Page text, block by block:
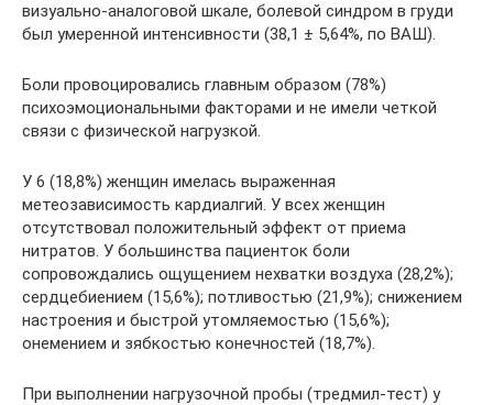
визуально-аналоговой шкале, болевой синдром в груди
был умеренной интенсивности (38,1 ± 5,64%, по ВАШ).
Боли провоцировались главным образом (78%)
психоэмоциональными факторами и не имели четкой
связи с физической нагрузкой.
У 6 (18,8%) женщин имелась выраженная
метеозависимость кардиалгий. У всех женщин
отсутствовал положительный эффект от приема
нитратов. У большинства пациенток боли
сопровождались ощущением нехватки воздуха (28,2%);
сердцебиением (15,6%); потливостью (21,9%); снижением
настроения и быстрой утомляемостью (15,6%);
онемением и зябкостью конечностей (18,7%).
При выполнении нагрузочной пробы (тредмил-тест) у